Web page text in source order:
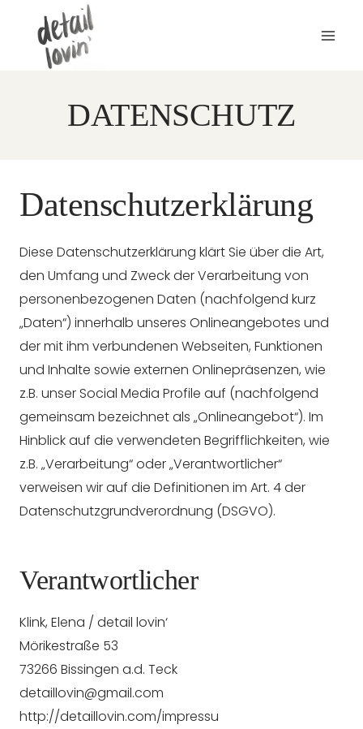
springen
DATENSCHUTZ
Datenschutzerklärung
Diese Datenschutzerklärung klärt Sie über die Art,
den Umfang und Zweck der Verarbeitung von
personenbezogenen Daten (nachfolgend kurz
„Daten“) innerhalb unseres Onlineangebotes und
der mit ihm verbundenen Webseiten, Funktionen
und Inhalte sowie externen Onlinepräsenzen, wie
z.B. unser Social Media Profile auf (nachfolgend
gemeinsam bezeichnet als „Onlineangebot“). Im
Hinblick auf die verwendeten Begrifflichkeiten, wie
z.B. „Verarbeitung“ oder „Verantwortlicher“
verweisen wir auf die Definitionen im Art. 4 der
Datenschutzgrundverordnung (DSGVO).
Verantwortlicher
Klink, Elena / detail lovin‘
Mörikestraße 53
73266 Bissingen a.d. Teck
detaillovin@gmail.com
http://detaillovin.com/impressu